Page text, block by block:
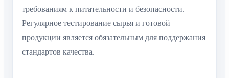
требованиям к питательности и безопасности.
Регулярное тестирование сырья и готовой
продукции является обязательным для поддержания
стандартов качества.